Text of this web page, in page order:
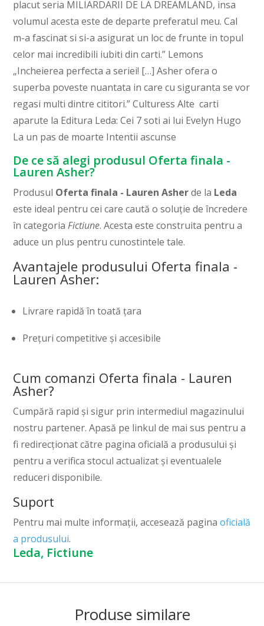
placut seria MILIARDARII DE LA DREAMLAND, insa
volumul acesta este de departe preferatul meu. Cal
m-a fascinat si si-a asigurat un loc de frunte in topul
celor mai incredibili iubiti din carti.” Lemons
„Incheierea perfecta a seriei! […] Asher ofera o
superba poveste nuantata in care cu siguranta se vor
regasi multi dintre cititori.” Culturess Alte carti
aparute la Editura Leda: Cei 7 soti ai lui Evelyn Hugo
La un pas de moarte Intentii ascunse
De ce să alegi produsul Oferta finala -
Lauren Asher?
Produsul Oferta finala - Lauren Asherde la Leda
este ideal pentru cei care caută o soluție de încredere
în categoriaFictiune. Acesta este construita pentru a
aduce un plus pentru cunostintele tale.
Avantajele produsului Oferta finala -
Lauren Asher:
Livrare rapidă în toată țara
Prețuri competitive și accesibile
Cum comanzi Oferta finala - Lauren
Asher?
Cumpără rapid și sigur prin intermediul magazinului
nostru partener. Apasă pe linkul de mai sus pentru a
fi redirecționat către pagina oficială a produsului și
pentru a verifica stocul actualizat și eventualele
reduceri disponibile.
Suport
Pentru mai multe informații, accesează paginaoficială
a produsului.
Leda, Fictiune
Produse similare